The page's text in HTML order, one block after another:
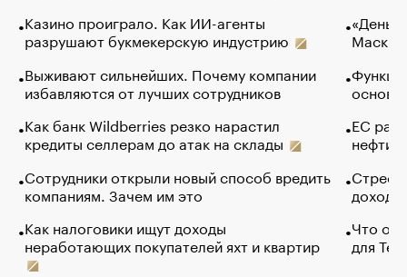
Казино проиграло. Как ИИ-агенты
разрушают букмекерскую индустрию
Выживают сильнейших. Почему компании
избавляются от лучших сотрудников
Как банк Wildberries резко нарастил
кредиты селлерам до атак на склады
Сотрудники открыли новый способ вредить
компаниям. Зачем им это
Как налоговики ищут доходы
неработающих покупателей яхт и квартир
Маск в
основ
ЕС
нефти
Что
для